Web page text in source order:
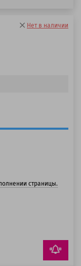
Нет в наличии
страницы.